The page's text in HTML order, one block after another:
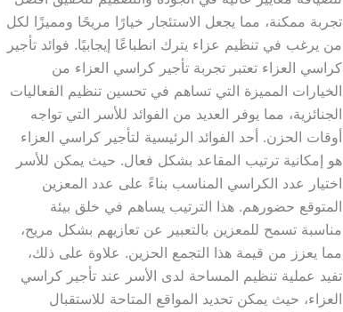
تجربة ممكنة، مما يجعل الاستئجار خيارًا مريحًا ومميزًا لكل
من يرغب في تنظيم عزاء يترك انطباعًا إيجابيًا. فوائد تأجير
كراسي العزاء تعتبر تجربة تأجير كراسي العزاء من
الخيارات المميزة التي تساهم في تحسين تنظيم الفعاليات
الجنائزية، مما يوفر العديد من الفوائد للأسر التي تواجه
أوقات الحزن. أحد الفوائد الرئيسية لتأجير كراسي العزاء
هو إمكانية ترتيب المقاعد بشكل فعال. حيث يمكن للأسر
اختيار عدد الكراسي المناسب بناءً على عدد المعزين
المتوقع حضورهم. هذا الترتيب يساهم في خلق بيئة
مناسبة تسمح للمعزين بالتعبير عن تعازيهم بشكل مريح،
مما يعزز من قيمة هذا التجمع الحزين. علاوة على ذلك،
تفيد عملية تنظيم المساحة لدى الأسر عند تأجير كراسي
العزاء، حيث يمكن تحديد المواقع المتاحة للاستقبال